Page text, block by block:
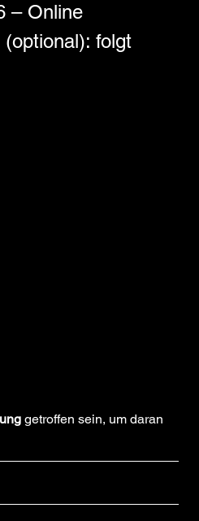
– Online
getroffen sein, um daran